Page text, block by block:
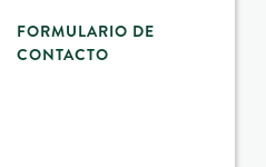
FORMULARIO DE
CONTACTO